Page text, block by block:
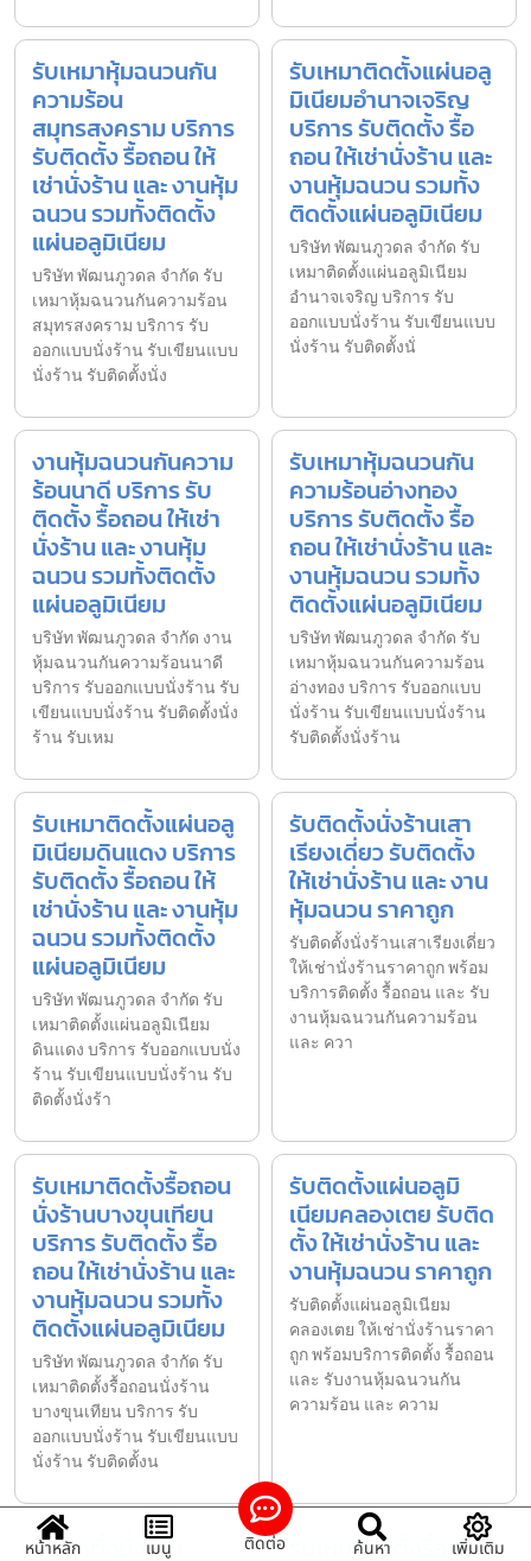
รับเหมาหุ้มฉนวนกัน
ความร้อน
สมุทรสงคราม บริการ
รับติดตั้ง รื้อถอน ให้
เช่านั่งร้าน และ งานหุ้ม
ฉนวน รวมทั้งติดตั้ง
แผ่นอลูมิเนียม
บริษัท พัฒนภูวดล จำกัด รับ
เหมาหุ้มฉนวนกันความร้อน
สมุทรสงคราม บริการ รับ
ออกแบบนั่งร้าน รับเขียนแบบ
นั่งร้าน รับติดตั้งนั่ง
รับเหมาติดตั้งแผ่นอลู
มิเนียมอำนาจเจริญ
บริการ รับติดตั้ง รื้อ
ถอน ให้เช่านั่งร้าน และ
งานหุ้มฉนวน รวมทั้ง
ติดตั้งแผ่นอลูมิเนียม
บริษัท พัฒนภูวดล จำกัด รับ
เหมาติดตั้งแผ่นอลูมิเนียม
อำนาจเจริญ บริการ รับ
ออกแบบนั่งร้าน รับเขียนแบบ
นั่งร้าน รับติดตั้งนั่
งานหุ้มฉนวนกันความ
ร้อนนาดี บริการ รับ
ติดตั้ง รื้อถอน ให้เช่า
นั่งร้าน และ งานหุ้ม
ฉนวน รวมทั้งติดตั้ง
แผ่นอลูมิเนียม
บริษัท พัฒนภูวดล จำกัด งาน
หุ้มฉนวนกันความร้อนนาดี
บริการ รับออกแบบนั่งร้าน รับ
เขียนแบบนั่งร้าน รับติดตั้งนั่ง
ร้าน รับเหม
รับเหมาหุ้มฉนวนกัน
ความร้อนอ่างทอง
บริการ รับติดตั้ง รื้อ
ถอน ให้เช่านั่งร้าน และ
งานหุ้มฉนวน รวมทั้ง
ติดตั้งแผ่นอลูมิเนียม
บริษัท พัฒนภูวดล จำกัด รับ
เหมาหุ้มฉนวนกันความร้อน
อ่างทอง บริการ รับออกแบบ
นั่งร้าน รับเขียนแบบนั่งร้าน
รับติดตั้งนั่งร้าน
รับเหมาติดตั้งแผ่นอลู
มิเนียมดินแดง บริการ
รับติดตั้ง รื้อถอน ให้
เช่านั่งร้าน และ งานหุ้ม
ฉนวน รวมทั้งติดตั้ง
แผ่นอลูมิเนียม
บริษัท พัฒนภูวดล จำกัด รับ
เหมาติดตั้งแผ่นอลูมิเนียม
ดินแดง บริการ รับออกแบบนั่ง
ร้าน รับเขียนแบบนั่งร้าน รับ
ติดตั้งนั่งร้า
รับติดตั้งนั่งร้านเสา
เรียงเดี่ยว รับติดตั้ง
ให้เช่านั่งร้าน และ งาน
หุ้มฉนวน ราคาถูก
รับติดตั้งนั่งร้านเสาเรียงเดี่ยว
ให้เช่านั่งร้านราคาถูก พร้อม
บริการติดตั้ง รื้อถอน และ รับ
งานหุ้มฉนวนกันความร้อน
และ ควา
รับเหมาติดตั้งรื้อถอน
นั่งร้านบางขุนเทียน
บริการ รับติดตั้ง รื้อ
ถอน ให้เช่านั่งร้าน และ
งานหุ้มฉนวน รวมทั้ง
ติดตั้งแผ่นอลูมิเนียม
บริษัท พัฒนภูวดล จำกัด รับ
เหมาติดตั้งรื้อถอนนั่งร้าน
บางขุนเทียน บริการ รับ
ออกแบบนั่งร้าน รับเขียนแบบ
นั่งร้าน รับติดตั้งน
รับติดตั้งแผ่นอลูมิ
เนียมคลองเตย รับติด
ตั้ง ให้เช่านั่งร้าน และ
งานหุ้มฉนวน ราคาถูก
รับติดตั้งแผ่นอลูมิเนียม
คลองเตย ให้เช่านั่งร้านราคา
ถูก พร้อมบริการติดตั้ง รื้อถอน
และ รับงานหุ้มฉนวนกัน
ความร้อน และ ความ
รับติดตั้งนั่งร้าน
รับเหมาติดตั้งรื้อถอน
หน้าหลัก เมนู ติดต่อ ค้นหา เพิ่มเติม